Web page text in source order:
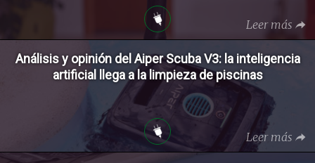
Leer más
Análisis y opinión del Aiper Scuba V3: la inteligencia
artificial llega a la limpieza de piscinas
Leer más